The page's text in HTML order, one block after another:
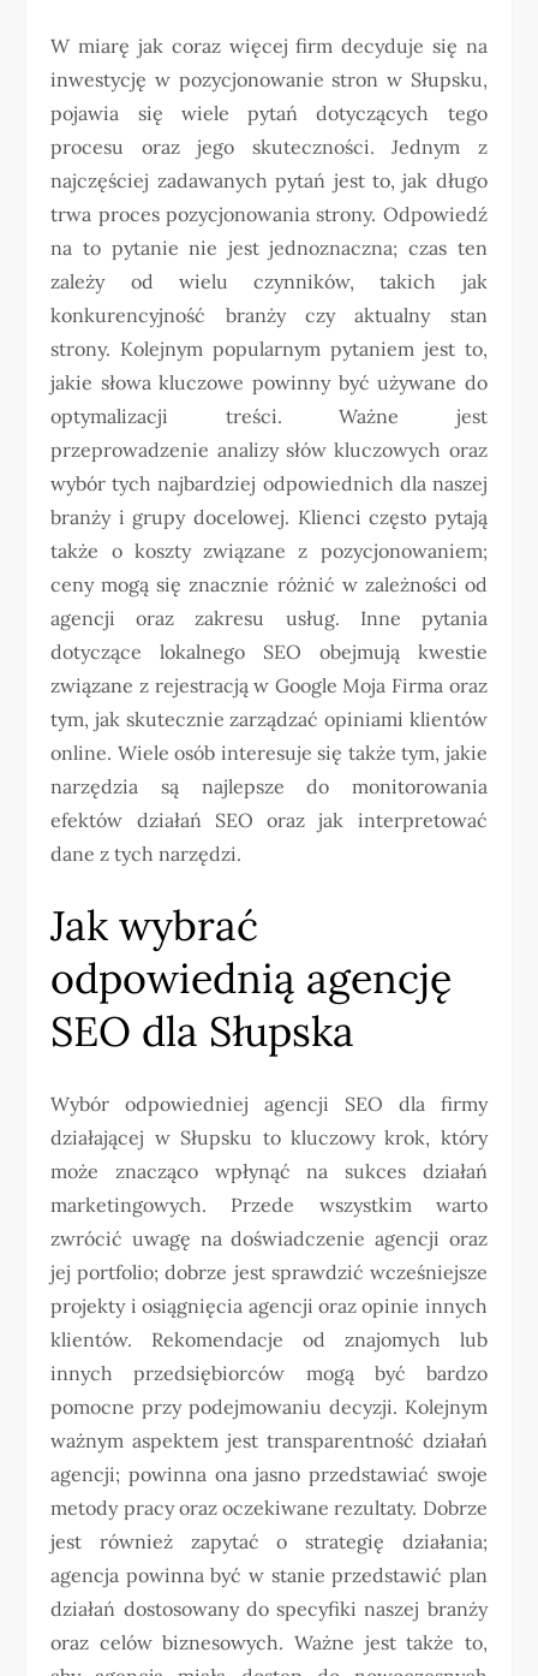
W miarę jak coraz więcej firm decyduje się na
inwestycję w pozycjonowanie stron w Słupsku,
pojawia się wiele pytań dotyczących tego
procesu oraz jego skuteczności. Jednym z
najczęściej zadawanych pytań jest to, jak długo
trwa proces pozycjonowania strony. Odpowiedź
na to pytanie nie jest jednoznaczna; czas ten
zależy od wielu czynników, takich jak
konkurencyjność branży czy aktualny stan
strony. Kolejnym popularnym pytaniem jest to,
jakie słowa kluczowe powinny być używane do
optymalizacji treści. Ważne jest
przeprowadzenie analizy słów kluczowych oraz
wybór tych najbardziej odpowiednich dla naszej
branży i grupy docelowej. Klienci często pytają
także o koszty związane z pozycjonowaniem;
ceny mogą się znacznie różnić w zależności od
agencji oraz zakresu usług. Inne pytania
dotyczące lokalnego SEO obejmują kwestie
związane z rejestracją w Google Moja Firma oraz
tym, jak skutecznie zarządzać opiniami klientów
online. Wiele osób interesuje się także tym, jakie
narzędzia są najlepsze do monitorowania
efektów działań SEO oraz jak interpretować
dane z tych narzędzi.
Jak wybrać
odpowiednią agencję
SEO dla Słupska
Wybór odpowiedniej agencji SEO dla firmy
działającej w Słupsku to kluczowy krok, który
może znacząco wpłynąć na sukces działań
marketingowych. Przede wszystkim warto
zwrócić uwagę na doświadczenie agencji oraz
jej portfolio; dobrze jest sprawdzić wcześniejsze
projekty i osiągnięcia agencji oraz opinie innych
klientów. Rekomendacje od znajomych lub
innych przedsiębiorców mogą być bardzo
pomocne przy podejmowaniu decyzji. Kolejnym
ważnym aspektem jest transparentność działań
agencji; powinna ona jasno przedstawiać swoje
metody pracy oraz oczekiwane rezultaty. Dobrze
jest również zapytać o strategię działania;
agencja powinna być w stanie przedstawić plan
działań dostosowany do specyfiki naszej branży
oraz celów biznesowych. Ważne jest także to,